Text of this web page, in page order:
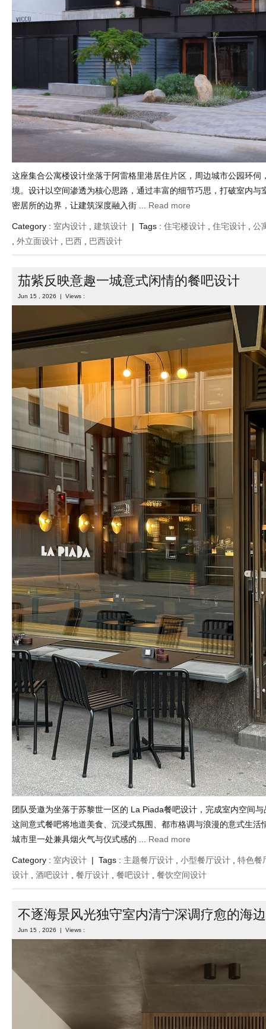
这座集合公寓楼设计坐落于阿雷格里港居住片区，周边城市公园环伺
境。设计以空间渗透为核心思路，通过丰富的细节巧思，打破室内与
密居所的边界，让建筑深度融入街 ... Read more
Category : 室内设计 建筑设计 | Tags : 住宅楼设计 住宅设计
公
外立面设计 巴西 巴西设计
茄紫反映意趣一城意式闲情的餐吧设计
Jun 15 , 2026 | Views :
团队受邀为坐落于苏黎世一区的 La Piada餐吧设计，完成室内空间
这间意式餐吧将地道美食、沉浸式氛围、都市格调与浪漫的意式生活
城市里一处兼具烟火气与仪式感的 ... Read more
Category : 室内设计 | Tags : 主题餐厅设计 小型餐厅设计
特色餐
设计
酒吧设计 餐厅设计 餐吧设计 餐饮空间设计
不逐海景风光独守室内清宁深调疗愈的海
Jun 15 , 2026 | Views :